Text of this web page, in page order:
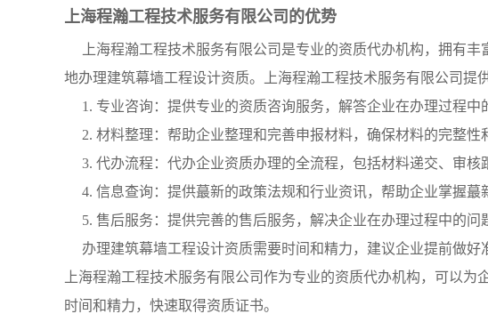
上海程瀚工程技术服务有限公司的优势
上海程瀚工程技术服务有限公司是专业的资质代办机构，拥有
地办理建筑幕墙工程设计资质。上海程瀚工程技术服务有限公司提
1. 专业咨询：提供专业的资质咨询服务，解答企业在办理过程中
2. 材料整理：帮助企业整理和完善申报材料，确保材料的完整性
3. 代办流程：代办企业资质办理的全流程，包括材料递交、审核
4. 信息查询：提供蕞新的政策法规和行业资讯，帮助企业掌握蕞
5. 售后服务：提供完善的售后服务，解决企业在办理过程中的问
办理建筑幕墙工程设计资质需要时间和精力，建议企业提前做好
上海程瀚工程技术服务有限公司作为专业的资质代办机构，可以
时间和精力，快速取得资质证书。